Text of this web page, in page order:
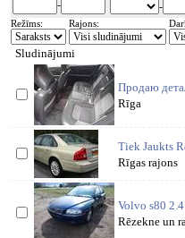
-
-
Režīms: Rajons:
Sludinājumi
Продаю
Rīga
Tiek Jaukts
Rīgas rajons
Volvo s80
Rēzekne un